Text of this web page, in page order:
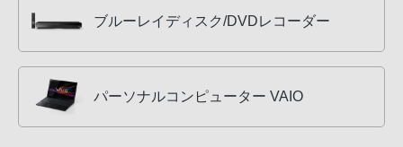
ブルーレイディスク/DVDレコーダー
パーソナルコンピューター VAIO